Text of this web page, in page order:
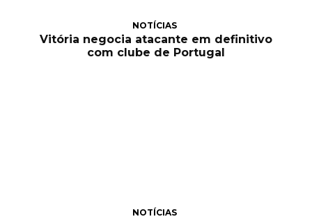
NOTÍCIAS
Vitória negocia atacante em definitivo
com clube de Portugal
NOTÍCIAS